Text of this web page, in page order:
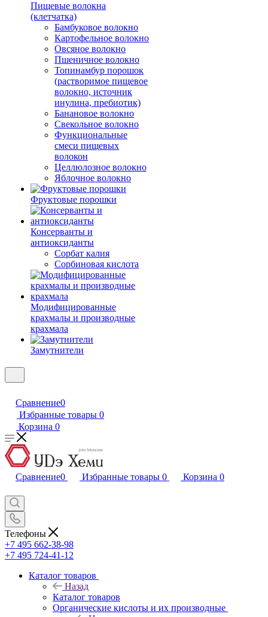
Пищевые волокна
(клетчатка)
Бамбуковое волокно
Картофельное волокно
Овсяное волокно
Пшеничное волокно
Топинамбур порошок
(растворимое пищевое
волокно, источник
инулина, пребиотик)
Банановое волокно
Свекольное волокно
Функциональные
смеси пищевых
волокон
Целлюлозное волокно
Яблочное волокно
Фруктовые порошки
Консерванты и
антиоксиданты
Сорбат калия
Сорбиновая кислота
Модифицированные
крахмалы и производные
крахмала
Замутнители
Сравнение0
Избранные товары 0
Корзина 0
Сравнение0 Избранные товары 0 Корзина 0
Телефоны
+7 495 662-38-98
+7 495 724-41-12
Каталог товаров
Назад
Каталог товаров
Органические кислоты и их производные